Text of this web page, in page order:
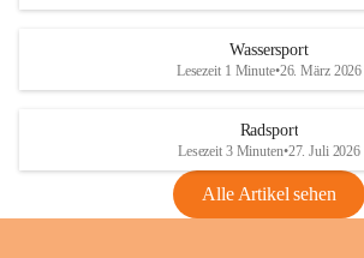
Anhang VBl. EU Nr. 18
1 Seite•1,4 MB
VBl. EU Nr. 18_2026
Wassersport
Lesezeit 1 Minute•26. März 2026
Radsport
Lesezeit 3 Minuten•27. Juli 2026
Alle Artikel sehen